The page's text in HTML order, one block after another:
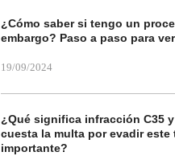
¿Cómo saber si tengo un
embargo? Paso a paso para
19/09/2024
¿Qué significa infracción C35
cuesta la multa por evadir este
importante?